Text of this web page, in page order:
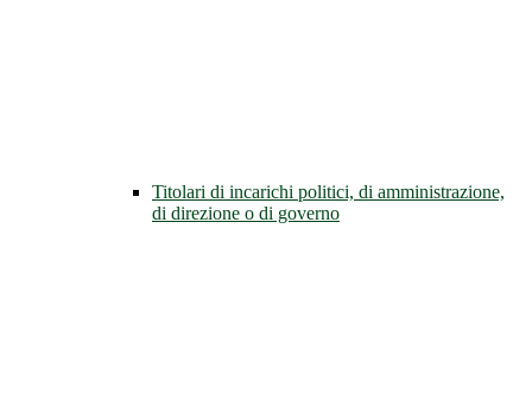
Titolari di incarichi politici, di amministrazione,
di direzione o di governo